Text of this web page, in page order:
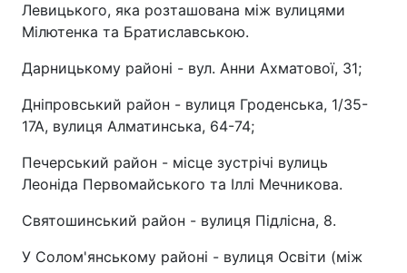
Левицького, яка розташована між вулицями
Мілютенка та Братиславською.
Дарницькому районі - вул. Анни Ахматової, 31;
Дніпровський район - вулиця Гроденська, 1/35-
17А, вулиця Алматинська, 64-74;
Печерський район - місце зустрічі вулиць
Леоніда Первомайського та Іллі Мечникова.
Святошинський район - вулиця Підлісна, 8.
У Солом'янському районі - вулиця Освіти (між